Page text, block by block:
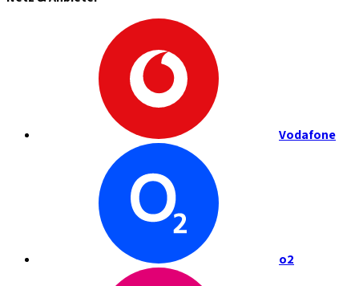
Vodafone
o2